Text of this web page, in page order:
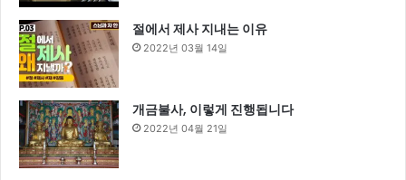
절에서 제사 지내는 이유
2022년 03월 14일
개금불사, 이렇게 진행됩니다
2022년 04월 21일